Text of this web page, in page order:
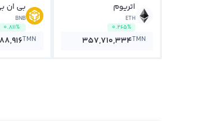
اتریوم
ETH
0.265%
357,710,334TMN
بی ان
BNB
0.811%
TMN